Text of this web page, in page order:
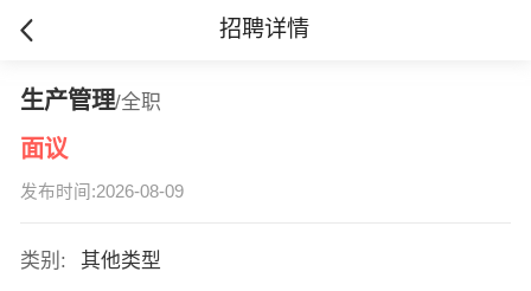
招聘详情
生产管理/全职
面议
发布时间:2026-08-09
类别:
其他类型